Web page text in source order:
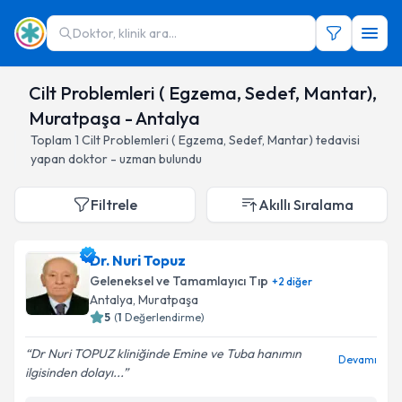
Doktor, klinik ara...
Cilt Problemleri ( Egzema, Sedef, Mantar),
Muratpaşa - Antalya
Toplam 1 Cilt Problemleri ( Egzema, Sedef, Mantar) tedavisi
yapan doktor - uzman bulundu
Filtrele Akıllı Sıralama
Dr. Nuri Topuz
Geleneksel ve Tamamlayıcı Tıp +2 diğer
Antalya, Muratpaşa
5 (1 Değerlendirme)
Dr Nuri TOPUZ kliniğinde Emine ve Tuba hanımın
ilgisinden dolayı...
Devamı